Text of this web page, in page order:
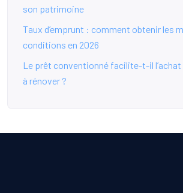
son patrimoine
Taux d’emprunt : comment obtenir les
conditions en 2026
Le prêt conventionné facilite-t-il l’achat
à rénover ?